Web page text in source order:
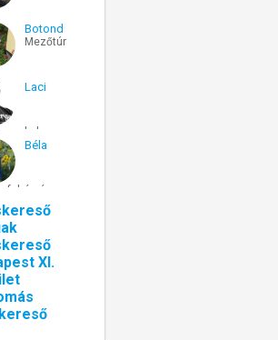
Botond
Mezőtúr
Laci
Béla
XI.